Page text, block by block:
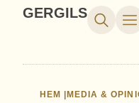
GERGILS
HEM | MEDIA &